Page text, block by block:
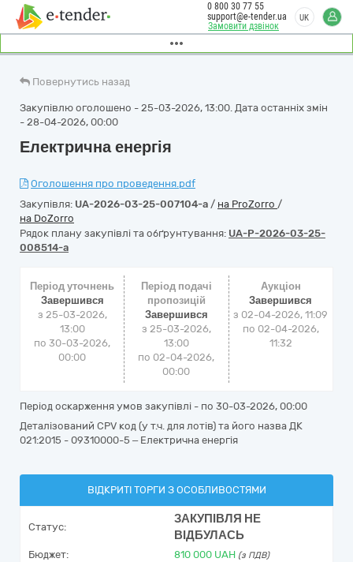
Замовити дзвінок
0 800 30 77 55
support@e-tender.ua
UK
Повернутись назад
Закупівлю оголошено - 25-03-2026, 13:00. Дата останніх змін
- 28-04-2026, 00:00
Електрична енергія
Оголошення про проведення.pdf
Закупівля: UA-2026-03-25-007104-a / на ProZorro /
на DoZorro
Рядок плану закупівлі та обґрунтування: UA-P-2026-03-25-
008514-a
Період уточнень
Завершився
з 25-03-2026,
13:00
по 30-03-2026,
00:00
Період подачі
пропозицій
Завершився
з 25-03-2026,
13:00
по 02-04-2026,
00:00
Аукціон
Завершився
з 02-04-2026, 11:09
по 02-04-2026,
11:32
Період оскарження умов закупівлі - по 30-03-2026, 00:00
Деталізований CPV код (у т.ч. для лотів) та його назва ДК
021:2015 - 09310000-5 – Електрична енергія
ВІДКРИТІ ТОРГИ З ОСОБЛИВОСТЯМИ
Статус:
ЗАКУПІВЛЯ НЕ
ВІДБУЛАСЬ
Бюджет: 810 000 UAH (з ПДВ)